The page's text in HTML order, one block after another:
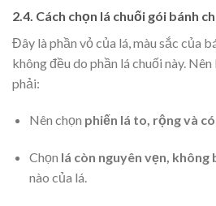
2.4. Cách chọn lá chuối gói bánh
Đây là phần vỏ của lá, màu sắc của
không đều do phần lá chuối này.
phải:
Nên chọn phiến lá to, rộng và
Chọn lá còn nguyên vẹn, không
nào của lá.